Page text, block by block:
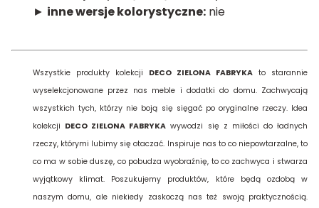
► inne wersje kolorystyczne: nie
Wszystkie produkty kolekcji DECO ZIELONA FABRYKA to starannie
wyselekcjonowane przez nas meble i dodatki do domu. Zachwycają
wszystkich tych, którzy nie boją się sięgać po oryginalne rzeczy. Idea
kolekcji DECO ZIELONA FABRYKA wywodzi się z miłości do ładnych
rzeczy, którymi lubimy się otaczać. Inspiruje nas to co niepowtarzalne, to
co ma w sobie duszę, co pobudza wyobraźnię, to co zachwyca i stwarza
wyjątkowy klimat. Poszukujemy produktów, które będą ozdobą w
naszym domu, ale niekiedy zaskoczą nas też swoją praktycznością.